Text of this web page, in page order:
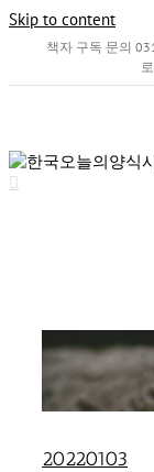
Skip to content
책자 구독 문의
20220103